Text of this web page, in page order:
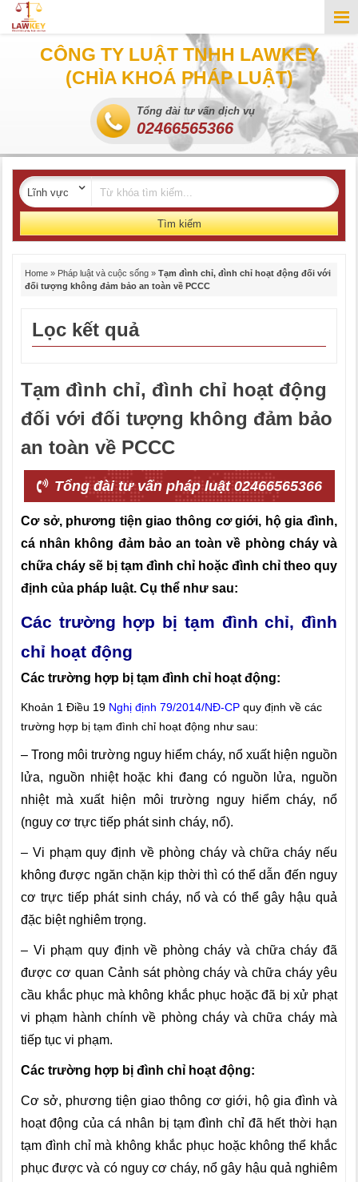
CÔNG TY LUẬT TNHH LAWKEY
(CHÌA KHOÁ PHÁP LUẬT)
Tổng đài tư vấn dịch vụ
02466565366
Tìm kiếm
Home » Pháp luật và cuộc sống » Tạm đình chỉ, đình chỉ hoạt động đối với
đối tượng không đảm bảo an toàn về PCCC
Lọc kết quả
Tạm đình chỉ, đình chỉ hoạt động
đối với đối tượng không đảm bảo
an toàn về PCCC
Tổng đài tư vấn pháp luật 02466565366
Cơ sở, phương tiện giao thông cơ giới, hộ gia đình,
cá nhân không đảm bảo an toàn về phòng cháy và
chữa cháy sẽ bị tạm đình chỉ hoặc đình chỉ theo quy
định của pháp luật. Cụ thể như sau:
Các trường hợp bị tạm đình chỉ, đình
chỉ hoạt động
Các trường hợp bị tạm đình chỉ hoạt động:
Khoản 1 Điều 19 Nghị định 79/2014/NĐ-CP quy định về các
trường hợp bị tạm đình chỉ hoạt động như sau:
– Trong môi trường nguy hiểm cháy, nổ xuất hiện nguồn
lửa, nguồn nhiệt hoặc khi đang có nguồn lửa, nguồn
nhiệt mà xuất hiện môi trường nguy hiểm cháy, nổ
(nguy cơ trực tiếp phát sinh cháy, nổ).
– Vi phạm quy định về phòng cháy và chữa cháy nếu
không được ngăn chặn kịp thời thì có thể dẫn đến nguy
cơ trực tiếp phát sinh cháy, nổ và có thể gây hậu quả
đặc biệt nghiêm trọng.
– Vi phạm quy định về phòng cháy và chữa cháy đã
được cơ quan Cảnh sát phòng cháy và chữa cháy yêu
cầu khắc phục mà không khắc phục hoặc đã bị xử phạt
vi phạm hành chính về phòng cháy và chữa cháy mà
tiếp tục vi phạm.
Các trường hợp bị đình chỉ hoạt động:
Cơ sở, phương tiện giao thông cơ giới, hộ gia đình và
hoạt động của cá nhân bị tạm đình chỉ đã hết thời hạn
tạm đình chỉ mà không khắc phục hoặc không thể khắc
phục được và có nguy cơ cháy, nổ gây hậu quả nghiêm